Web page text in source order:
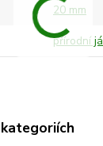
20 mm
přírodní